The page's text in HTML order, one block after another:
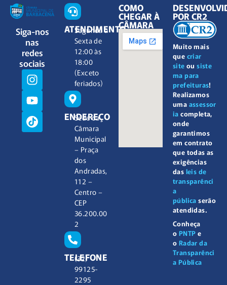
Siga-nos
nas
redes
sociais
ATENDIMENTO
Segunda à
Sexta de
12:00 às
18:00
(Exceto
feriados)
ENDEREÇO
Sede da
Câmara
Municipal
– Praça
dos
Andradas,
112 –
Centro –
CEP
36.200.00
2
TELEFONE
(32)
99125-
2295
COMO
CHEGAR À
CÂMARA
Muito mais
que criar
site ousiste
ma para
prefeituras!
Realizamos
uma assessor
ia completa,
onde
garantimos
em contrato
que todas as
exigências
das leis de
transparênci
a
pública serão
atendidas.
Conheça
o PNTP e
o Radar da
Transparênci
a Pública
POR CR2